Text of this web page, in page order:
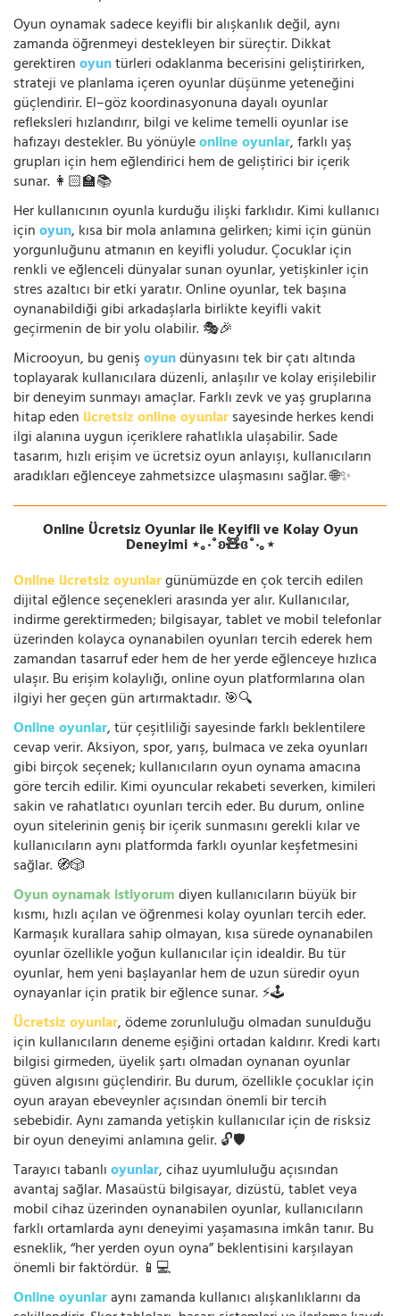
Oyun oynamak sadece keyifli bir alışkanlık değil, aynı
zamanda öğrenmeyi destekleyen bir süreçtir. Dikkat
gerektirenoyuntürleri odaklanma becerisini geliştirirken,
strateji ve planlama içeren oyunlar düşünme yeteneğini
güçlendirir. El–göz koordinasyonuna dayalı oyunlar
refleksleri hızlandırır, bilgi ve kelime temelli oyunlar ise
hafızayı destekler. Bu yönüyleonline oyunlar, farklı yaş
grupları için hem eğlendirici hem de geliştirici bir içerik
sunar. 👩🏻‍🏫📚
Her kullanıcının oyunla kurduğu ilişki farklıdır. Kimi kullanıcı
içinoyun, kısa bir mola anlamına gelirken; kimi için günün
yorgunluğunu atmanın en keyifli yoludur. Çocuklar için
renkli ve eğlenceli dünyalar sunan oyunlar, yetişkinler için
stres azaltıcı bir etki yaratır. Online oyunlar, tek başına
oynanabildiği gibi arkadaşlarla birlikte keyifli vakit
geçirmenin de bir yolu olabilir. 🎭🎉
Microoyun, bu genişoyundünyasını tek bir çatı altında
toplayarak kullanıcılara düzenli, anlaşılır ve kolay erişilebilir
bir deneyim sunmayı amaçlar. Farklı zevk ve yaş gruplarına
hitap eden ücretsiz online oyunlarsayesinde herkes kendi
ilgi alanına uygun içeriklere rahatlıkla ulaşabilir. Sade
tasarım, hızlı erişim ve ücretsiz oyun anlayışı, kullanıcıların
aradıkları eğlenceye zahmetsizce ulaşmasını sağlar. 🌐✨
Online Ücretsiz Oyunlar ile Keyifli ve Kolay Oyun
Deneyimi ⋆｡‧˚ʚ🧸ɞ˚‧｡⋆
Online ücretsiz oyunlargünümüzde en çok tercih edilen
dijital eğlence seçenekleri arasında yer alır. Kullanıcılar,
indirme gerektirmeden; bilgisayar, tablet ve mobil telefonlar
üzerinden kolayca oynanabilen oyunları tercih ederek hem
zamandan tasarruf eder hem de her yerde eğlenceye hızlıca
ulaşır. Bu erişim kolaylığı, online oyun platformlarına olan
ilgiyi her geçen gün artırmaktadır. 🎯🔍
Online oyunlar, tür çeşitliliği sayesinde farklı beklentilere
cevap verir. Aksiyon, spor, yarış, bulmaca ve zeka oyunları
gibi birçok seçenek; kullanıcıların oyun oynama amacına
göre tercih edilir. Kimi oyuncular rekabeti severken, kimileri
sakin ve rahatlatıcı oyunları tercih eder. Bu durum, online
oyun sitelerinin geniş bir içerik sunmasını gerekli kılar ve
kullanıcıların aynı platformda farklı oyunlar keşfetmesini
sağlar. 🧭🎲
Oyun oynamak istiyorumdiyen kullanıcıların büyük bir
kısmı, hızlı açılan ve öğrenmesi kolay oyunları tercih eder.
Karmaşık kurallara sahip olmayan, kısa sürede oynanabilen
oyunlar özellikle yoğun kullanıcılar için idealdir. Bu tür
oyunlar, hem yeni başlayanlar hem de uzun süredir oyun
oynayanlar için pratik bir eğlence sunar. ⚡🕹️
Ücretsiz oyunlar, ödeme zorunluluğu olmadan sunulduğu
için kullanıcıların deneme eşiğini ortadan kaldırır. Kredi kartı
bilgisi girmeden, üyelik şartı olmadan oynanan oyunlar
güven algısını güçlendirir. Bu durum, özellikle çocuklar için
oyun arayan ebeveynler açısından önemli bir tercih
sebebidir. Aynı zamanda yetişkin kullanıcılar için de risksiz
bir oyun deneyimi anlamına gelir. 🔓🛡️
Tarayıcı tabanlıoyunlar, cihaz uyumluluğu açısından
avantaj sağlar. Masaüstü bilgisayar, dizüstü, tablet veya
mobil cihaz üzerinden oynanabilen oyunlar, kullanıcıların
farklı ortamlarda aynı deneyimi yaşamasına imkân tanır. Bu
esneklik, “her yerden oyun oyna” beklentisini karşılayan
önemli bir faktördür. 📱💻
Online oyunlaraynı zamanda kullanıcı alışkanlıklarını da